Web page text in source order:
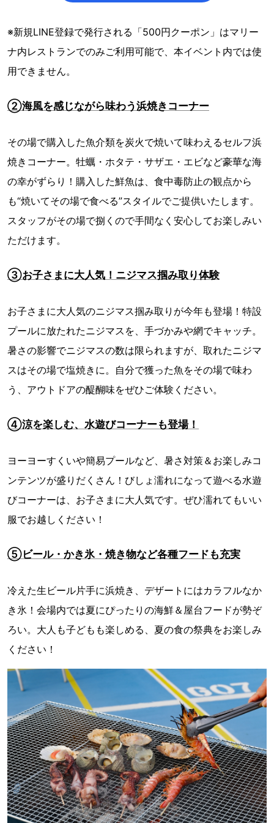
※新規LINE登録で発行される「500円クーポン」はマリー
ナ内レストランでのみご利用可能で、本イベント内では使
用できません。
②海風を感じながら味わう浜焼きコーナー
その場で購入した魚介類を炭火で焼いて味わえるセルフ浜
焼きコーナー。牡蠣・ホタテ・サザエ・エビなど豪華な海
の幸がずらり！購入した鮮魚は、食中毒防止の観点から
も“焼いてその場で食べる”スタイルでご提供いたします。
スタッフがその場で捌くので手間なく安心してお楽しみい
ただけます。
③お子さまに大人気！ニジマス掴み取り体験
お子さまに大人気のニジマス掴み取りが今年も登場！特設
プールに放たれたニジマスを、手づかみや網でキャッチ。
暑さの影響でニジマスの数は限られますが、取れたニジマ
スはその場で塩焼きに。自分で獲った魚をその場で味わ
う、アウトドアの醍醐味をぜひご体験ください。
④涼を楽しむ、水遊びコーナーも登場！
ヨーヨーすくいや簡易プールなど、暑さ対策＆お楽しみコ
ンテンツが盛りだくさん！びしょ濡れになって遊べる水遊
びコーナーは、お子さまに大人気です。ぜひ濡れてもいい
服でお越しください！
⑤ビール・かき氷・焼き物など各種フードも充実
冷えた生ビール片手に浜焼き、デザートにはカラフルなか
き氷！会場内では夏にぴったりの海鮮＆屋台フードが勢ぞ
ろい。大人も子どもも楽しめる、夏の食の祭典をお楽しみ
ください！